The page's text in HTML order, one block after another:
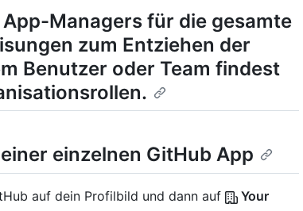
Managers für die gesamte
zum Entziehen der
Benutzer oder Team findest
.
einzelnen GitHub App
auf dein Profilbild und dann auf
Your